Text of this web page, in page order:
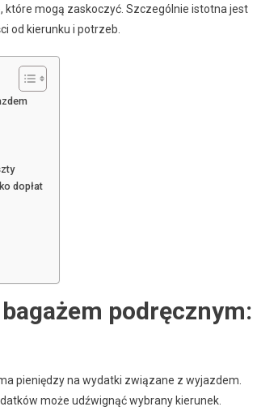
które mogą zaskoczyć. Szczególnie istotna jest
od kierunku i potrzeb.
dopłat
podręcznym:
pieniędzy na wydatki związane z wyjazdem.
może udźwignąć wybrany kierunek.